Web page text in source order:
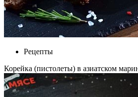
Рецепты
Корейка (пистолеты) в азиатском